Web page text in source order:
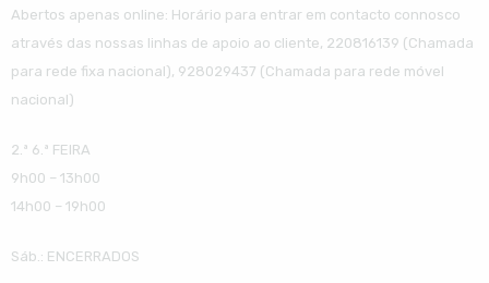
Abertos apenas online: Horário para entrar em contacto connosco
através das nossas linhas de apoio ao cliente, 220816139 (Chamada
para rede fixa nacional), 928029437 (Chamada para rede móvel
nacional)
2.ª 6.ª FEIRA
9h00 – 13h00
14h00 – 19h00
Sáb.: ENCERRADOS